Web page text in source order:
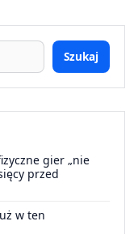
Szukaj
gier „nie
przed
w ten